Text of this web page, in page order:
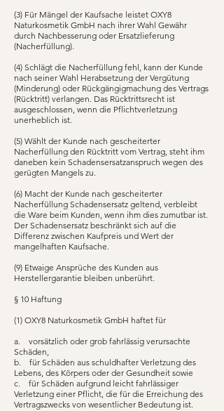
(3) Für Mängel der Kaufsache leistet OXY8
Naturkosmetik GmbH nach ihrer Wahl Gewähr
durch Nachbesserung oder Ersatzlieferung
(Nacherfüllung).
(4) Schlägt die Nacherfüllung fehl, kann der Kunde
nach seiner Wahl Herabsetzung der Vergütung
(Minderung) oder Rückgängigmachung des Vertrags
(Rücktritt) verlangen. Das Rücktrittsrecht ist
ausgeschlossen, wenn die Pflichtverletzung
unerheblich ist.
(5) Wählt der Kunde nach gescheiterter
Nacherfüllung den Rücktritt vom Vertrag, steht ihm
daneben kein Schadensersatzanspruch wegen des
gerügten Mangels zu.
(6) Macht der Kunde nach gescheiterter
Nacherfüllung Schadensersatz geltend, verbleibt
die Ware beim Kunden, wenn ihm dies zumutbar ist.
Der Schadensersatz beschränkt sich auf die
Differenz zwischen Kaufpreis und Wert der
mangelhaften Kaufsache.
(9) Etwaige Ansprüche des Kunden aus
Herstellergarantie bleiben unberührt.
§ 10 Haftung
(1) OXY8 Naturkosmetik GmbH haftet für
a. vorsätzlich oder grob fahrlässig verursachte
Schäden,
b. für Schäden aus schuldhafter Verletzung des
Lebens, des Körpers oder der Gesundheit sowie
c. für Schäden aufgrund leicht fahrlässiger
Verletzung einer Pflicht, die für die Erreichung des
Vertragszwecks von wesentlicher Bedeutung ist.